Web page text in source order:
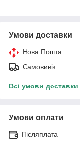
Умови доставки
Нова Пошта
Самовивіз
Всі умови доставки
Умови оплати
Післяплата